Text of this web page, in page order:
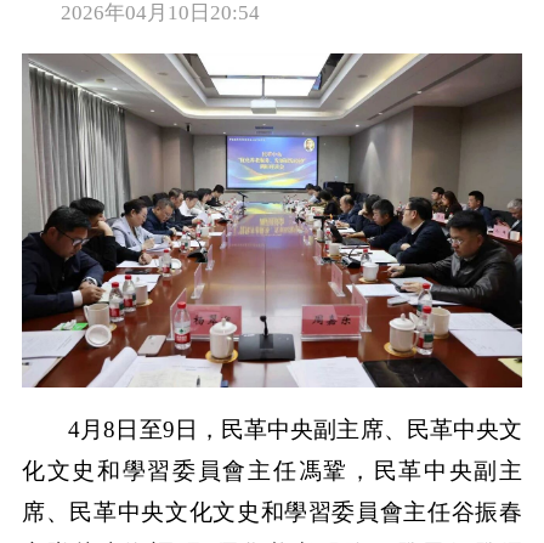
2026年04月10日20:54
4月8日至9日，民革中央副主席、民革中央文
化文史和學習委員會主任馮鞏，民革中央副主
席、民革中央文化文史和學習委員會主任谷振春